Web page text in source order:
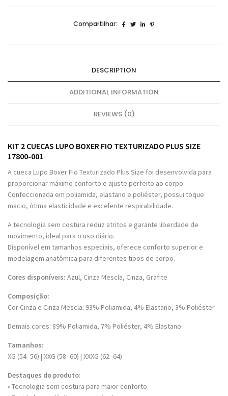
Compartilhar:
DESCRIPTION
ADDITIONAL INFORMATION
REVIEWS (0)
KIT 2 CUECAS LUPO BOXER FIO TEXTURIZADO PLUS SIZE
17800-001
A cueca Lupo Boxer Fio Texturizado Plus Size foi desenvolvida para
proporcionar máximo conforto e ajuste perfeito ao corpo.
Confeccionada em poliamida, elastano e poliéster, possui toque
macio, ótima elasticidade e excelente respirabilidade.
A tecnologia sem costura reduz atritos e garante liberdade de
movimento, ideal para o uso diário.
Disponível em tamanhos especiais, oferece conforto superior e
modelagem anatômica para diferentes tipos de corpo.
Cores disponíveis: Azul, Cinza Mescla, Cinza, Grafite
Composição:
Cor Cinza e Cinza Mescla: 93% Poliamida, 4% Elastano, 3% Poliéster
Demais cores: 89% Poliamida, 7% Poliéster, 4% Elastano
Tamanhos:
XG (54–56) | XXG (58–60) | XXXG (62–64)
Destaques do produto:
• Tecnologia sem costura para maior conforto